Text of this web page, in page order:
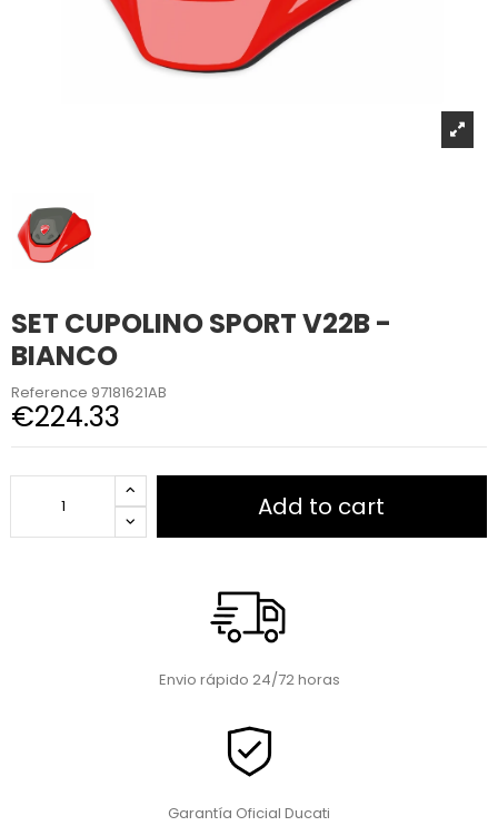
SET CUPOLINO SPORT V22B -
BIANCO
Reference 97181621AB
€224.33
Add to cart
Envio rápido 24/72 horas
Garantía Oficial Ducati